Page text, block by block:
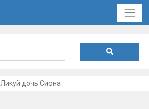
Ликуй дочь Сиона